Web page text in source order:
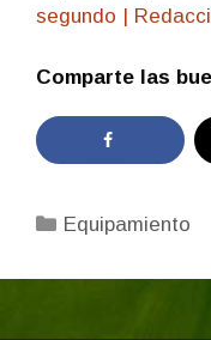
segundo |
Comparte las
Categorías
Equipamiento